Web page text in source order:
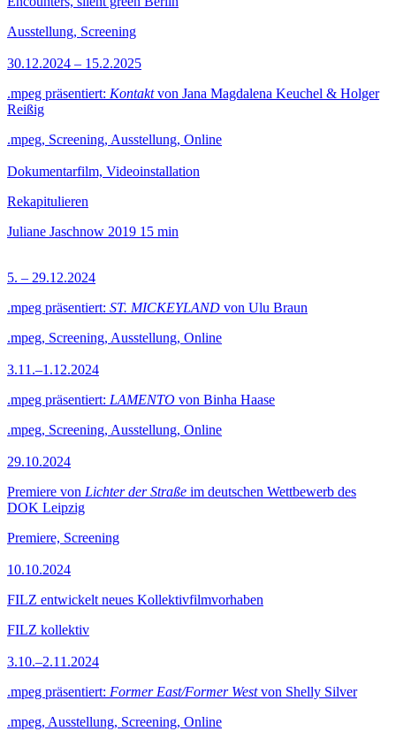
Ausstellung, Screening
30.12.2024 – 15.2.2025
.mpeg präsentiert: Kontaktvon Jana Magdalena Keuchel & Holger
Reißig
.mpeg, Screening, Ausstellung, Online
Dokumentarfilm, Videoinstallation
Rekapitulieren
Juliane Jaschnow 2019 15 min
5. – 29.12.2024
.mpeg präsentiert: ST. MICKEYLAND von Ulu Braun
.mpeg, Screening, Ausstellung, Online
3.11.–1.12.2024
.mpeg präsentiert: LAMENTO von Binha Haase
.mpeg, Screening, Ausstellung, Online
29.10.2024
Premiere von Lichter der Straße im deutschen Wettbewerb des
DOK Leipzig
Premiere, Screening
10.10.2024
FILZ entwickelt neues Kollektivfilmvorhaben
FILZ kollektiv
3.10.–2.11.2024
.mpeg präsentiert: Former East/Former Westvon Shelly Silver
.mpeg, Ausstellung, Screening, Online